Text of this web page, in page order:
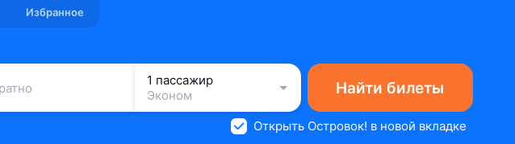
Избранное
1 пассажир
Эконом
Найти билеты
Открыть Островок! в новой вкладке